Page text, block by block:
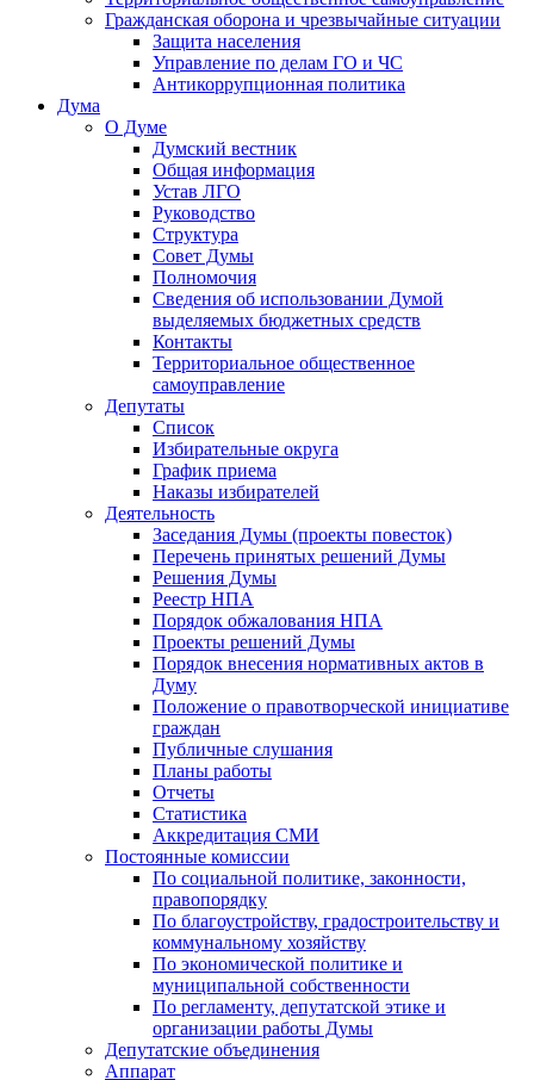
Гражданская оборона и чрезвычайные ситуации
Защита населения
Управление по делам ГО и ЧС
Антикоррупционная политика
Дума
О Думе
Думский вестник
Общая информация
Устав ЛГО
Руководство
Структура
Совет Думы
Полномочия
Сведения об использовании Думой
выделяемых бюджетных средств
Контакты
Территориальное общественное
самоуправление
Депутаты
Список
Избирательные округа
График приема
Наказы избирателей
Деятельность
Заседания Думы (проекты повесток)
Перечень принятых решений Думы
Решения Думы
Реестр НПА
Порядок обжалования НПА
Проекты решений Думы
Порядок внесения нормативных актов в
Думу
Положение о правотворческой инициативе
граждан
Публичные слушания
Планы работы
Отчеты
Статистика
Аккредитация СМИ
Постоянные комиссии
По социальной политике, законности,
правопорядку
По благоустройству, градостроительству и
коммунальному хозяйству
По экономической политике и
муниципальной собственности
По регламенту, депутатской этике и
организации работы Думы
Депутатские объединения
Аппарат